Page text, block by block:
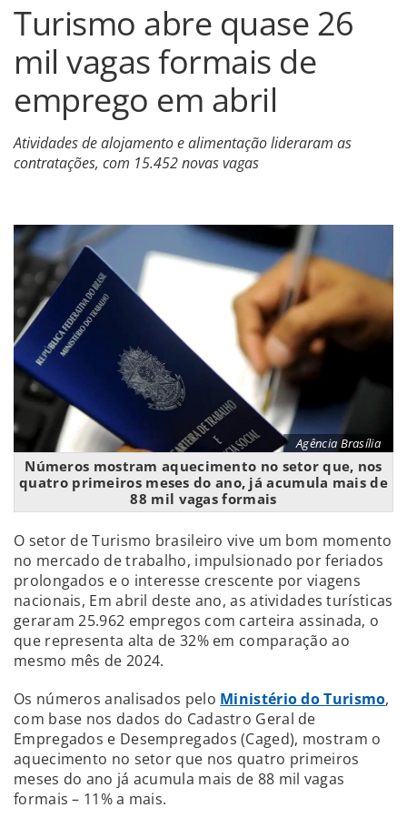
Turismo abre quase 26
mil vagas formais de
emprego em abril
Atividades de alojamento e alimentação lideraram as
contratações, com 15.452 novas vagas
Agência Brasília
Números mostram aquecimento no setor que, nos
quatro primeiros meses do ano, já acumula mais de
88 mil vagas formais
O setor deTurismo brasileiro vive um bom momento
no mercado de trabalho, impulsionado por feriados
prolongados e o interesse crescente por viagens
nacionais, Em abril deste ano, as atividades turísticas
geraram 25.962 empregos com carteira assinada, o
que representa alta de 32% em comparação ao
mesmo mês de 2024.
Os números analisados pelo Ministério do Turismo,
com base nos dados do Cadastro Geral de
Empregados e Desempregados (Caged), mostram o
aquecimento no setor que nos quatro primeiros
meses do ano já acumula mais de 88 mil vagas
formais – 11% a mais.